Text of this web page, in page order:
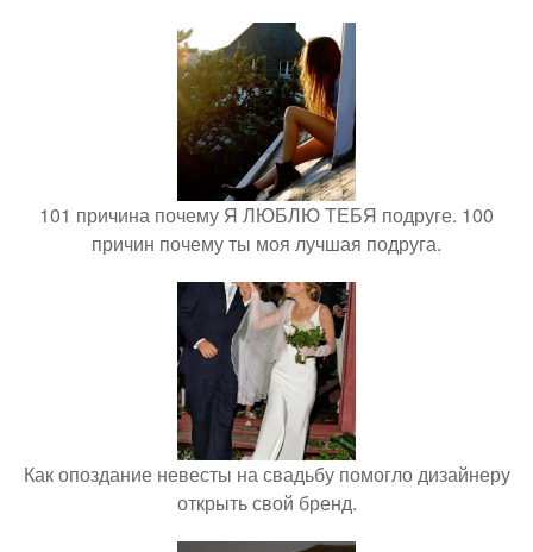
101 причина почему Я ЛЮБЛЮ ТЕБЯ подруге. 100
причин почему ты моя лучшая подруга.
Как опоздание невесты на свадьбу помогло дизайнеру
открыть свой бренд.